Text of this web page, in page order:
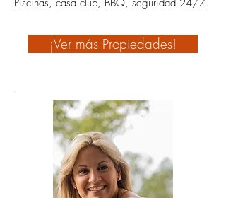
Piscinas, casa club, BBQ, seguridad 24/7.
¡Ver más Propiedades!